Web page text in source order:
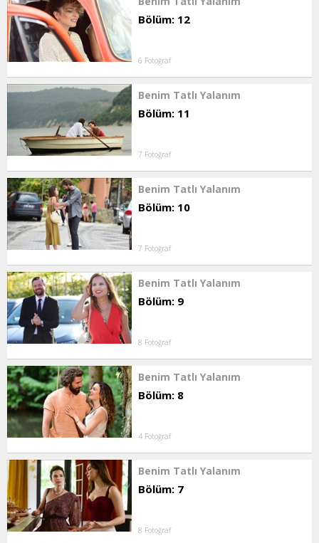
Bölüm: 12
6 Fotoğraf
Benim Tatlı Yalanım
Bölüm: 11
7 Fotoğraf
Benim Tatlı Yalanım
Bölüm: 10
7 Fotoğraf
Benim Tatlı Yalanım
Bölüm: 9
8 Fotoğraf
Benim Tatlı Yalanım
Bölüm: 8
4 Fotoğraf
Benim Tatlı Yalanım
Bölüm: 7
8 Fotoğraf